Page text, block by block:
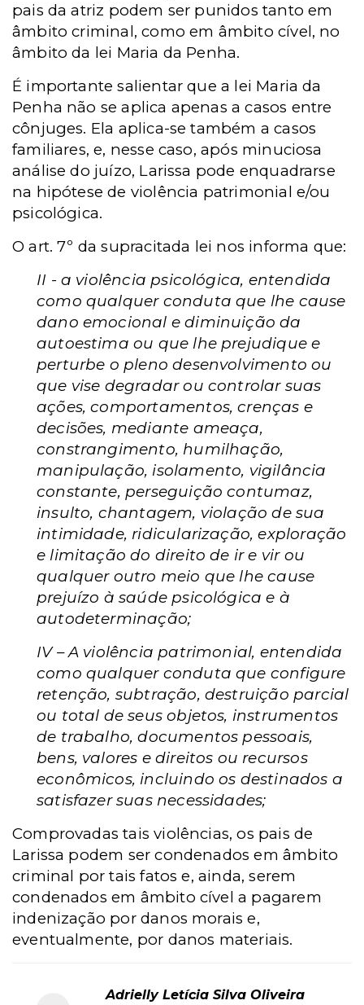
pais da atriz podem ser punidos tanto em
âmbito criminal, como em âmbito cível, no
âmbito da lei Maria da Penha.
É importante salientar que a lei Maria da
Penha não se aplica apenas a casos entre
cônjuges. Ela aplica-se também a casos
familiares, e, nesse caso, após minuciosa
análise do juízo, Larissa pode enquadrarse
na hipótese de violência patrimonial e/ou
psicológica.
O art. 7º da supracitada lei nos informa que:
II - a violência psicológica, entendida
como qualquer conduta que lhe cause
dano emocional e diminuição da
autoestima ou que lhe prejudique e
perturbe o pleno desenvolvimento ou
que vise degradar ou controlar suas
ações, comportamentos, crenças e
decisões, mediante ameaça,
constrangimento, humilhação,
manipulação, isolamento, vigilância
constante, perseguição contumaz,
insulto, chantagem, violação de sua
intimidade, ridicularização, exploração
e limitação do direito de ir e vir ou
qualquer outro meio que lhe cause
prejuízo à saúde psicológica e à
autodeterminação;
IV – A violência patrimonial, entendida
como qualquer conduta que configure
retenção, subtração, destruição parcial
ou total de seus objetos, instrumentos
de trabalho, documentos pessoais,
bens, valores e direitos ou recursos
econômicos, incluindo os destinados a
satisfazer suas necessidades;
Comprovadas tais violências, os pais de
Larissa podem ser condenados em âmbito
criminal por tais fatos e, ainda, serem
condenados em âmbito cível a pagarem
indenização por danos morais e,
eventualmente, por danos materiais.
Adrielly Letícia Silva Oliveira